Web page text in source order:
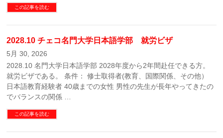
この記事を読む
2028.10 チェコ名門大学日本語学部 就労ビザ
5月 30, 2026
2028.10 名門大学日本語学部 2028年度から2年間赴任できる方。
就労ビザである。 条件： 修士取得者(教育、国際関係、その他）
日本語教育経験者 40歳までの女性 男性の先生が長年やってきたの
でバランスの関係 …
この記事を読む